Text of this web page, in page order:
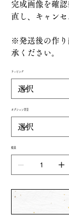
完成画像を確
直し、キャンセ
※発送後の作り
承ください。
ラッピング
オプション背景
数量